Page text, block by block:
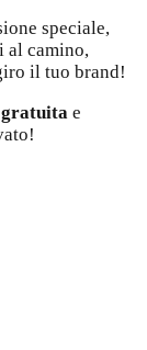
speciale,
al camino,
il tuo brand!
e